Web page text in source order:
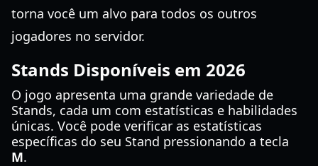
torna você um alvo para todos os outros
jogadores no servidor.
Stands Disponíveis em 2026
O jogo apresenta uma grande variedade de
Stands, cada um com estatísticas e habilidades
únicas. Você pode verificar as estatísticas
específicas do seu Stand pressionando a tecla
M.